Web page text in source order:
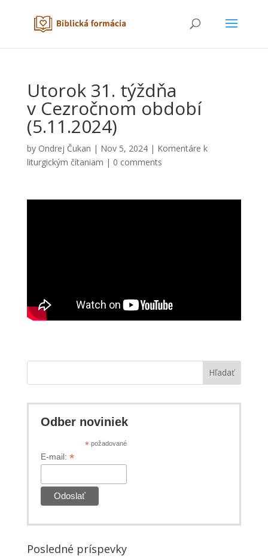
Utorok 31. týždňa
v Cezročnom období
(5.11.2024)
by Ondrej Čukan | Nov 5, 2024| Komentáre k
liturgickým čítaniam | 0 comments
Hľadať
Odber noviniek
*požadované
E-mail: *
Posledné príspevky